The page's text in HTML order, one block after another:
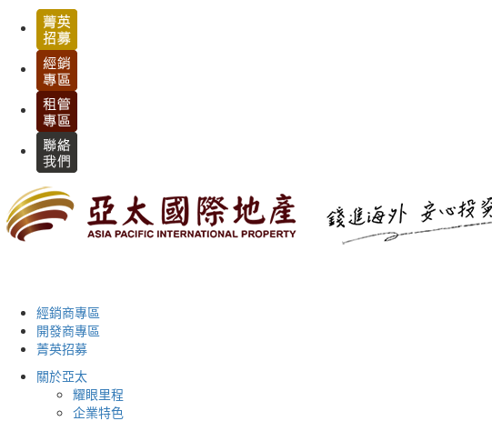
經銷商專區
開發商專區
菁英招募
關於亞太
耀眼里程
企業特色